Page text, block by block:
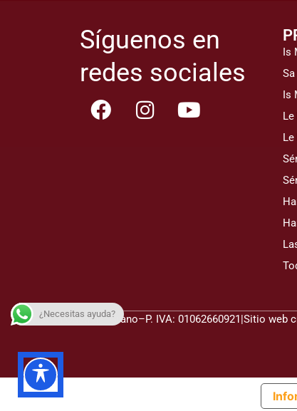
Síguenos en
redes sociales
Is
Is
© 2026 La Casa del Grano–P. IVA: 01062660921|Sitio web
¿Necesitas ayuda?